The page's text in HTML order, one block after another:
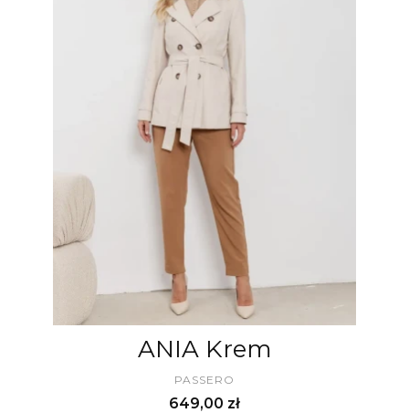
ANIA Krem
PRODUCENT
PASSERO
Cena
649,00 zł